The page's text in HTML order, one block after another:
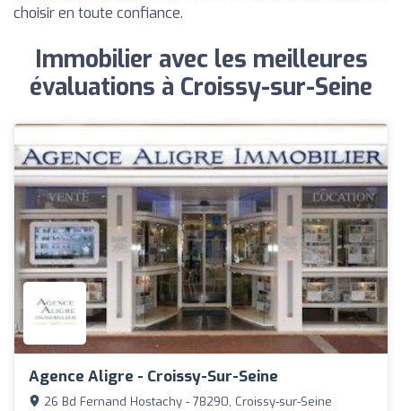
choisir en toute confiance.
Immobilier avec les meilleures
évaluations à Croissy-sur-Seine
Agence Aligre - Croissy-Sur-Seine
26 Bd Fernand Hostachy - 78290, Croissy-sur-Seine